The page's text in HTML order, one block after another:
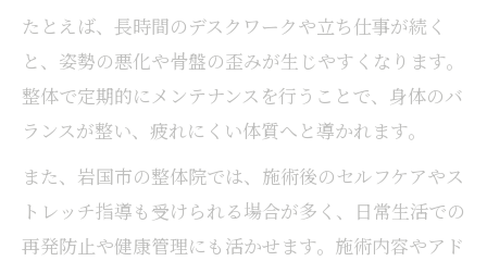
たとえば、長時間のデスクワークや立ち仕事が続く
と、姿勢の悪化や骨盤の歪みが生じやすくなります。
整体で定期的にメンテナンスを行うことで、身体のバ
ランスが整い、疲れにくい体質へと導かれます。
また、岩国市の整体院では、施術後のセルフケアやス
トレッチ指導も受けられる場合が多く、日常生活での
再発防止や健康管理にも活かせます。施術内容やアド